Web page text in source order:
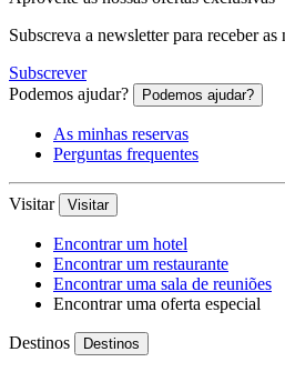
Subscreva a newsletter para receber as
Subscrever
Podemos ajudar?
Podemos ajudar?
As minhas reservas
Perguntas frequentes
Visitar Visitar
Encontrar um hotel
Encontrar um restaurante
Encontrar uma sala de reuniões
Encontrar uma oferta especial
Destinos Destinos